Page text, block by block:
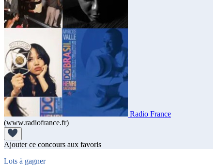
Radio France
(www.radiofrance.fr)
Ajouter ce concours aux favoris
Lots à gagner